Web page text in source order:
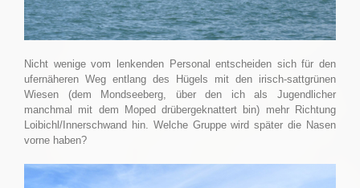
Nicht wenige vom lenkenden Personal entscheiden sich für den
ufernäheren Weg entlang des Hügels mit den irisch-sattgrünen
Wiesen (dem Mondseeberg, über den ich als Jugendlicher
manchmal mit dem Moped drübergeknattert bin) mehr Richtung
Loibichl/Innerschwand hin. Welche Gruppe wird später die Nasen
vorne haben?